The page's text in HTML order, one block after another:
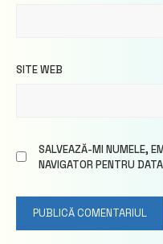
SITE WEB
SALVEAZĂ-MI NUMELE,
NAVIGATOR PENTRU